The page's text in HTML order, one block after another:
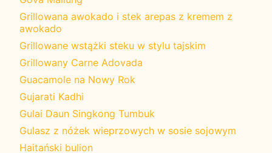
Grillowana awokado i stek arepas z kremem z
awokado
Grillowane wstążki steku w stylu tajskim
Grillowany Carne Adovada
Guacamole na Nowy Rok
Gujarati Kadhi
Gulai Daun Singkong Tumbuk
Gulasz z nóżek wieprzowych w sosie sojowym
Haitański bulion